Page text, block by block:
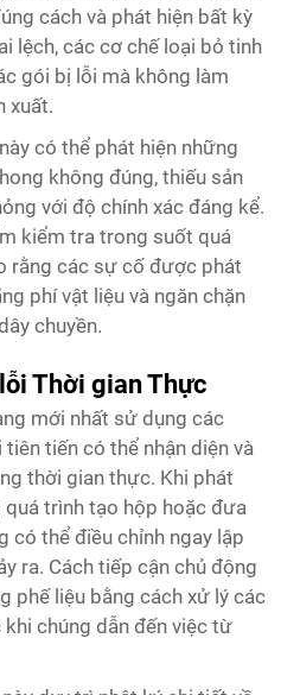
cách và phát hiện bất kỳ
lệch, các cơ chế loại bỏ tinh
gói bị lỗi mà không làm
xuất.
có thể phát hiện những
không đúng, thiếu sản
với độ chính xác đáng kể.
kiểm tra trong suốt quá
rằng các sự cố được phát
phí vật liệu và ngăn chặn
chuyền.
Thời gian Thực
mới nhất sử dụng các
tiến có thể nhận diện và
thời gian thực. Khi phát
trình tạo hộp hoặc đưa
có thể điều chỉnh ngay lập
ra. Cách tiếp cận chủ động
phế liệu bằng cách xử lý các
chúng dẫn đến việc từ